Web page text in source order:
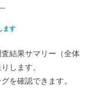
ます
結果サマリー（全体
します。
を確認できます。